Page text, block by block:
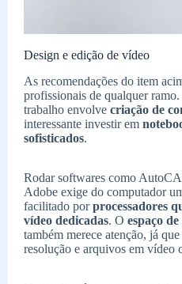
Design e edição de vídeo
As recomendações do item
profissionais de qualquer
trabalho envolve criação de
interessante investir em
sofisticados.
Rodar softwares como
Adobe exige do computador
facilitado porprocessadores
vídeo dedicadas. O espaço
também merece atenção, já
resolução e arquivos em vídeo